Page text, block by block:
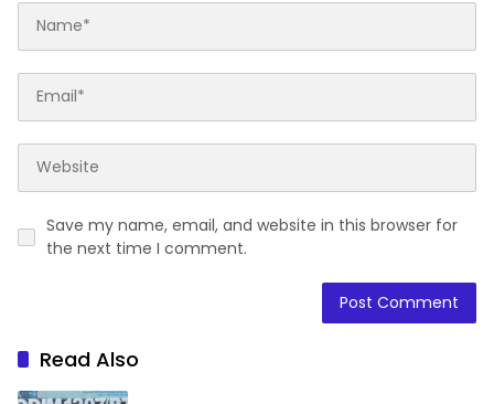
Save my name, email, and website in this browser for
the next time I comment.
Read Also